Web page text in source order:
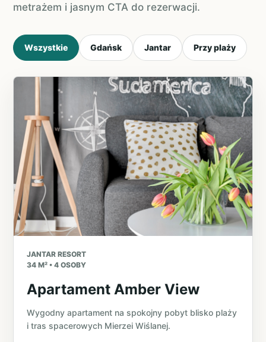
metrażem i jasnym CTA do rezerwacji.
Wszystkie Gdańsk Jantar Przy plaży
JANTAR RESORT
34 M² • 4 OSOBY
Apartament Amber View
Wygodny apartament na spokojny pobyt blisko plaży
i tras spacerowych Mierzei Wiślanej.